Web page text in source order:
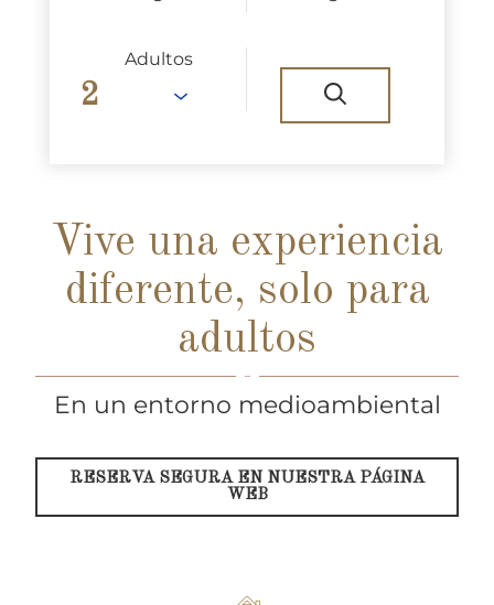
Adultos
Vive una experiencia
diferente, solo para
adultos
En un entorno medioambiental
RESERVA SEGURA EN NUESTRA PÁGINA
WEB